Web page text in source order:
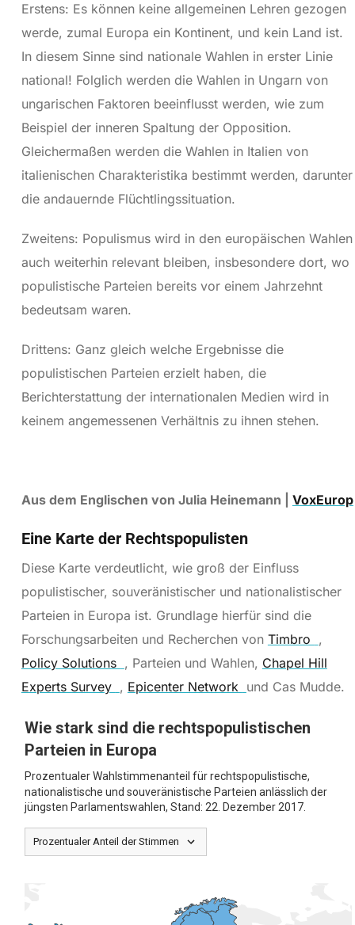
Erstens: Es können keine allgemeinen Lehren gezogen
werde, zumal Europa ein Kontinent, und kein Land ist.
In diesem Sinne sind nationale Wahlen in erster Linie
national! Folglich werden die Wahlen in Ungarn von
ungarischen Faktoren beeinflusst werden, wie zum
Beispiel der inneren Spaltung der Opposition.
Gleichermaßen werden die Wahlen in Italien von
italienischen Charakteristika bestimmt werden, darunter
die andauernde Flüchtlingssituation.
Zweitens: Populismus wird in den europäischen Wahlen
auch weiterhin relevant bleiben, insbesondere dort, wo
populistische Parteien bereits vor einem Jahrzehnt
bedeutsam waren.
Drittens: Ganz gleich welche Ergebnisse die
populistischen Parteien erzielt haben, die
Berichterstattung der internationalen Medien wird in
keinem angemessenen Verhältnis zu ihnen stehen.
Aus dem Englischen von Julia Heinemann | VoxEurop
Eine Karte der Rechtspopulisten
Diese Karte verdeutlicht, wie groß der Einfluss
populistischer, souveränistischer und nationalistischer
Parteien in Europa ist. Grundlage hierfür sind die
Forschungsarbeiten und Recherchen von Timbro ,
Policy Solutions , Parteien und Wahlen, Chapel Hill
Experts Survey , Epicenter Network und Cas Mudde.